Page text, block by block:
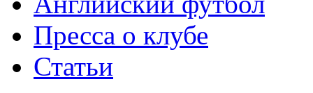
Пресса о клубе
Статьи